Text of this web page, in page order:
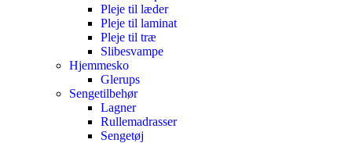
Pleje til læder
Pleje til laminat
Pleje til træ
Slibesvampe
Hjemmesko
Glerups
Sengetilbehør
Lagner
Rullemadrasser
Sengetøj